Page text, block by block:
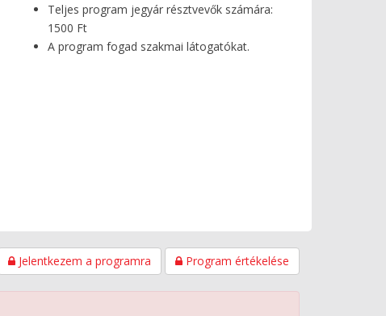
Teljes program jegyár résztvevők számára:
1500 Ft
A program fogad szakmai látogatókat.
Jelentkezem a programra Program értékelése